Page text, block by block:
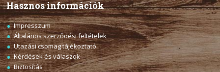
Hasznos információk
Impresszum
Általános szerződési feltételek
Utazási csomag tájékoztató
Kérdések és válaszok
Biztosítás